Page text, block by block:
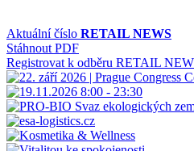
Aktuální číslo RETAIL NEWS
Stáhnout PDF
Registrovat k odběru RETAIL